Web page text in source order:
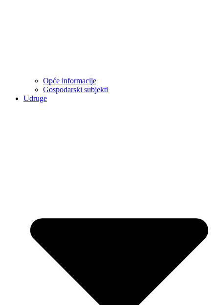
Opće informacije
Gospodarski subjekti
Udruge